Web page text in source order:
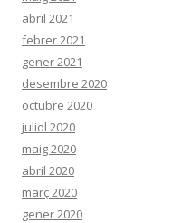
abril 2021
febrer 2021
gener 2021
desembre 2020
octubre 2020
juliol 2020
maig 2020
abril 2020
març 2020
gener 2020